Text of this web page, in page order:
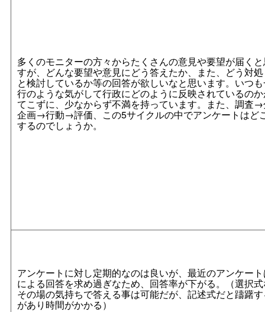
多くのモニターの方々からたくさんの意見や要望が届く
すが、どんな要望や意見にどう答えたか、また、どう対
と検討しているか等の回答が欲しいなと思います。いつ
行のような気がして行政にどのように反映されているの
てこずに、少なからず不満を持っています。また、調査
企画→行動→評価、この5サイクルの中でアンケートはど
するのでしょうか。
アンケートに対し定期的なのは良いが、最近のアンケー
による回答を求め過ぎなため、回答率が下がる。（選択
その場の気持ちで答える事は可能だが、記述式だと躊躇
があり時間がかかる）